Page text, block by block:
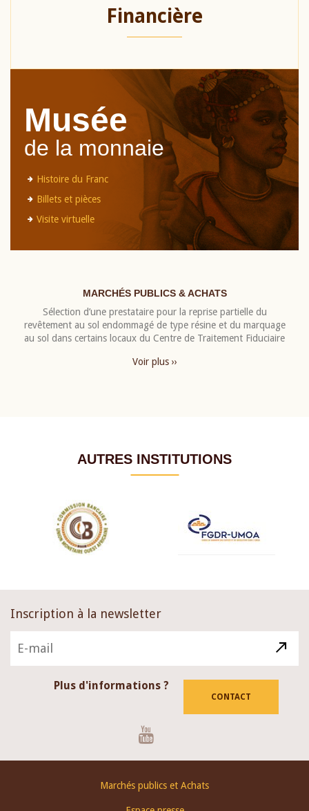
Financière
Musée
de la monnaie
Histoire du Franc
Billets et pièces
Visite virtuelle
MARCHÉS PUBLICS & ACHATS
Sélection d’une prestataire pour la reprise partielle du
revêtement au sol endommagé de type résine et du marquage
au sol dans certains locaux du Centre de Traitement Fiduciaire
Voir plus ››
AUTRES INSTITUTIONS
Inscription à la newsletter
Plus d'informations ?
CONTACT
Marchés publics et Achats